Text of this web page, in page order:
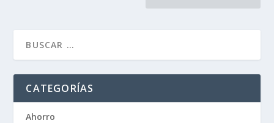
CATEGORÍAS
Ahorro